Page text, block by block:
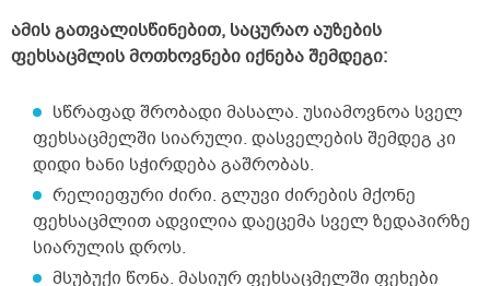
მეტიც რომ მქონდეს სასიარულო, ამ
მანძილზეც ფეხით დავდივარ.
ჯან&ndash;ღონეს არ ვუჩივი, საკმაოდ მძიმე
მძიმე წონის ადამიანებისთვისაც მიჯობნია,
მაგალითად მკლავჭიდში. სამსახურშიც
ვასრულებ საკმაოდ რთულ გონებრივ
სამუშაოებს. ასეთი შეკითხვა მაქვს:
ბავშვობიდანაც, ახლაც ძლიერი მადა მაქვს,
დიდი რაოდენობით საჭმელს ვჭამ, ჯანსაღ
საჭმელებს, რა თქმა უნდა. საჭმელს დღეში
სამჯერ, იშვიათად ოთხჯერ ვჭამ და
ზოგიერთს თუ რაღაც საჭმელი ერთი თეფში
ამის გათვალისწინებით, საცურაო აუზების
ფეხსაცმლის მოთხოვნები იქნება შემდეგი:
სწრაფადშრობადი მასალა. უსიამოვნოა სველ
ფეხსაცმელში სიარული. დასველებისშემდეგ კი
დიდი ხანი სჭირდება გაშრობას.
რელიეფური ძირი. გლუვი ძირების მქონე
ფეხსაცმლითადვილია დაეცემა სველ ზედაპირზე
სიარულის დროს.
მსუბუქი წონა. მასიურ ფეხსაცმელში ფეხები